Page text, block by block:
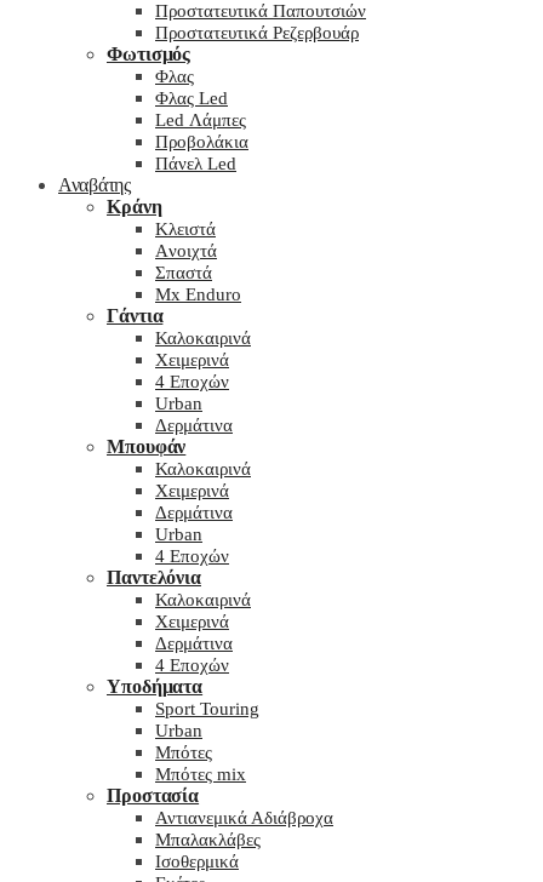
Προστατευτικά Παπουτσιών
Προστατευτικά Ρεζερβουάρ
Φωτισμός
Φλας
Φλας Led
Led Λάμπες
Προβολάκια
Πάνελ Led
Αναβάτης
Κράνη
Kλειστά
Aνοιχτά
Σπαστά
Mx Enduro
Γάντια
Καλοκαιρινά
Χειμερινά
4 Εποχών
Urban
Δερμάτινα
Μπουφάν
Καλοκαιρινά
Χειμερινά
Δερμάτινα
Urban
4 Εποχών
Παντελόνια
Καλοκαιρινά
Χειμερινά
Δερμάτινα
4 Εποχών
Υποδήματα
Sport Touring
Urban
Μπότες
Μπότες mix
Προστασία
Αντιανεμικά Αδιάβροχα
Μπαλακλάβες
Ισοθερμικά